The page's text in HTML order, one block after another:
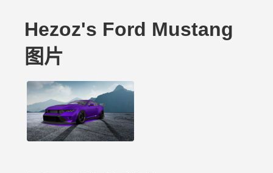
Hezoz's Ford Mustang
图片